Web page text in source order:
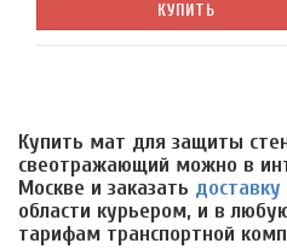
КУПИТЬ
Купить мат для защиты
свеотражающий можно в
Москве и заказать доставку
области курьером, и в
тарифам транспортной